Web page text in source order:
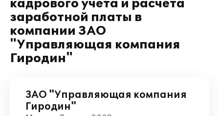
кадрового учета и расчета
заработной платы в
компании ЗАО
"Управляющая компания
Гиродин"
ЗАО "Управляющая компания
Гиродин"